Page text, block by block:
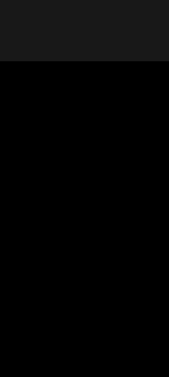
าแลก คืน ทอน
สุกี้ตี๋น้อย ทุก